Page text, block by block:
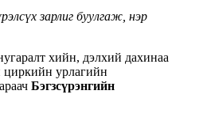
зарлиг буулгаж, нэр
хийн, дэлхий дахинаа
циркийн урлагийн
Бэгзсүрэнгийн